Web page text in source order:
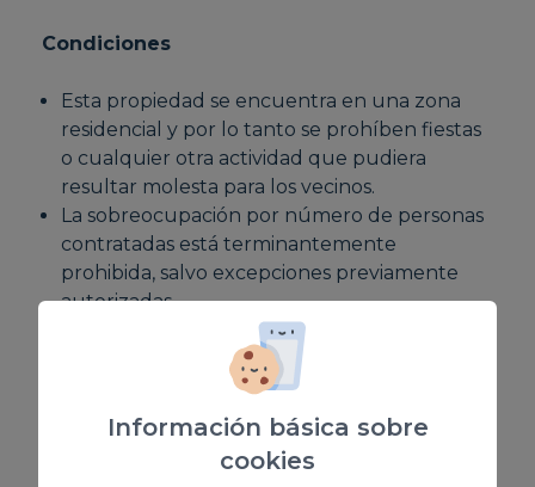
Condiciones
Esta propiedad se encuentra en una zona
residencial y por lo tanto se prohíben fiestas
o cualquier otra actividad que pudiera
resultar molesta para los vecinos.
La sobreocupación por número de personas
contratadas está terminantemente
prohibida, salvo excepciones previamente
autorizadas.
Se prohíbe fumar en el interior de las
viviendas. Únicamente permitido en terrazas
o balcones abiertos.
Se exige un depósito a modo de
fianza/garantía de 600€ para cubrir posibles
daños que se ocasionen. Se devolverá en el
Información básica sobre
cookies